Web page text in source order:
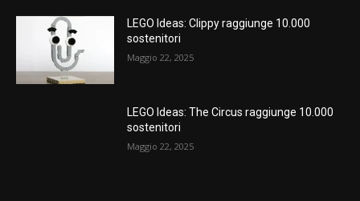
LEGO Ideas: Clippy raggiunge 10.000
sostenitori
Maggio 22, 2025
LEGO Ideas: The Circus raggiunge 10.000
sostenitori
Maggio 22, 2025